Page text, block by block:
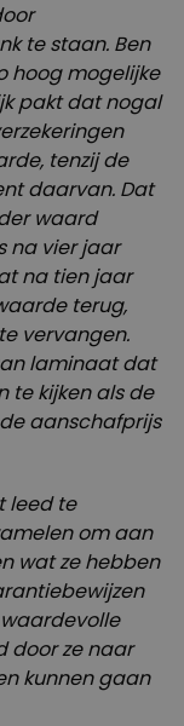
te staan. Ben
hoog mogelijke
pakt dat nogal
tenzij de
daarvan. Dat
waard
na vier jaar
na tien jaar
terug,
vervangen.
laminaat dat
te kijken als de
aanschafprijs
leed te
om aan
wat ze hebben
door ze naar
kunnen gaan